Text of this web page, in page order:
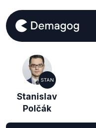
STAN
Stanislav
Polčák